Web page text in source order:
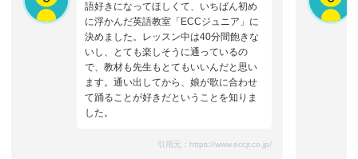
語好きになってほしくて、いちばん初め
に浮かんだ英語教室「ECCジュニア」に
決めました。レッスン中は40分間飽きな
いし、とても楽しそうに通っているの
で、教材も先生もとてもいいんだと思い
ます。通い出してから、娘が歌に合わせ
て踊ることが好きだということを知りま
した。
引用元： https://www.eccjr.co.jp/